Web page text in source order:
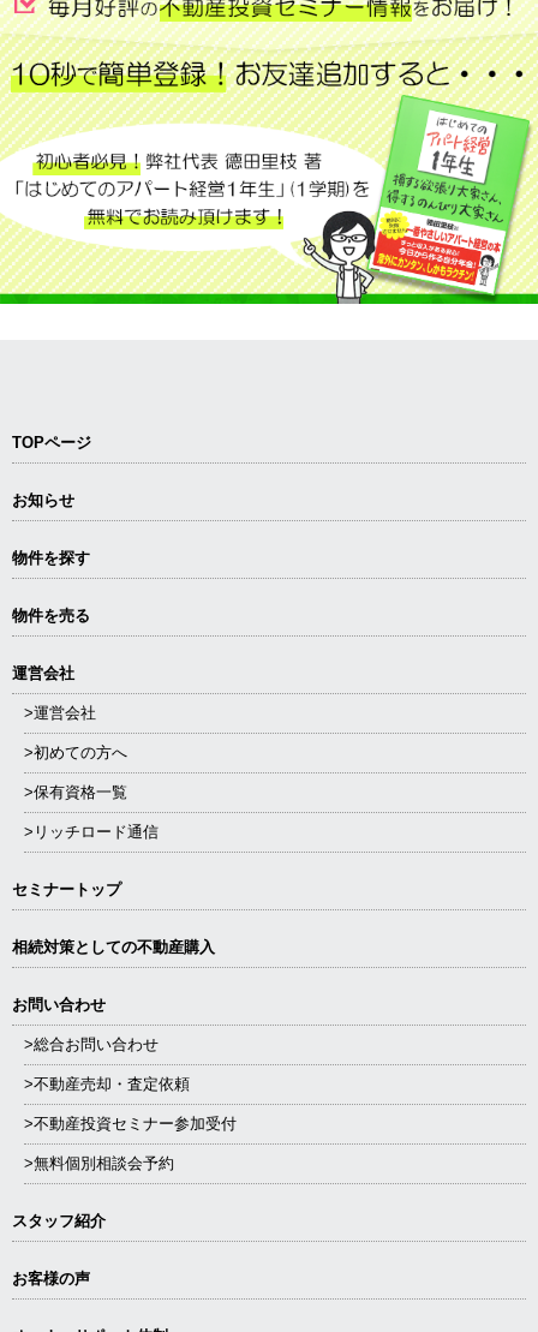
TOPページ
お知らせ
物件を探す
物件を売る
運営会社
>運営会社
>初めての方へ
>保有資格一覧
>リッチロード通信
セミナートップ
相続対策としての不動産購入
お問い合わせ
>総合お問い合わせ
>不動産売却・査定依頼
>不動産投資セミナー参加受付
>無料個別相談会予約
スタッフ紹介
お客様の声